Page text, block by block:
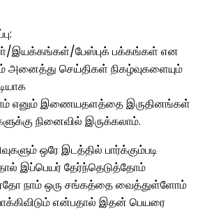
இயக்கங்கள்/பேஸ்புக் பக்கங்கள் என
அனைத்து செய்திகள் நிகழ்வுகளையும்
எனும் இணையதளத்தை இருதினங்கள்
நினைவில் இருக்கலாம்.
ஒரே இடத்தில் பார்க்கும்படி
இப்பெயர் தேர்ந்தெடுத்தோம்
ஏதோ நாம் ஒரு சங்கத்தை வைத்துள்ளோம்
என்பதால் இதன் பெயரை